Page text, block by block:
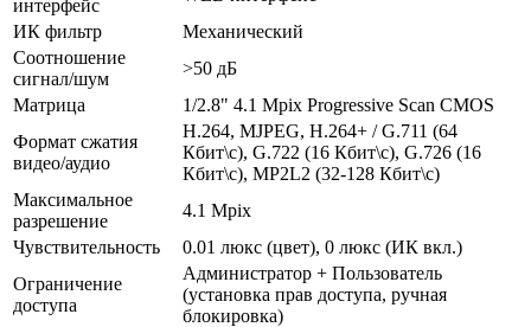
интерфейс
ИК фильтр
Механический
Соотношение
сигнал/шум
>50 дБ
Матрица
1/2.8" 4.1 Mpix Progressive Scan CMOS
Формат сжатия
видео/аудио
H.264, MJPEG, H.264+ / G.711 (64
Кбит\с), G.722 (16 Кбит\с), G.726 (16
Кбит\с), MP2L2 (32-128 Кбит\с)
Максимальное
разрешение
4.1 Mpix
Чувствительность
0.01 люкс (цвет), 0 люкс (ИК вкл.)
Ограничение
доступа
Администратор + Пользователь
(установка прав доступа, ручная
блокировка)